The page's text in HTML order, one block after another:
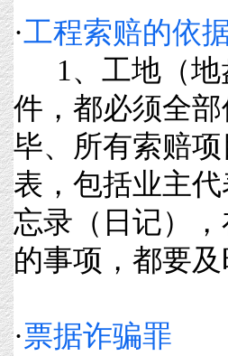
·工程索赔的依
1、工地（地
件，都必须全
毕、所有索赔
表，包括业主
忘录（日记）
的事项，都要
·票据诈骗罪